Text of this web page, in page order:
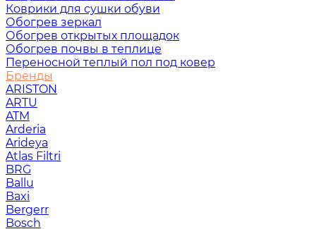
Коврики для сушки обуви
Обогрев зеркал
Обогрев открытых площадок
Обогрев почвы в теплице
Переносной теплый пол под ковер
Бренды
ARISTON
ARTU
ATM
Arderia
Arideya
Atlas Filtri
BRG
Ballu
Baxi
Bergerr
Bosch